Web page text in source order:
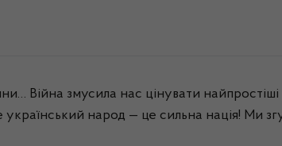
Війна змусила нас цінувати найпростіші
народ — це сильна нація! Ми